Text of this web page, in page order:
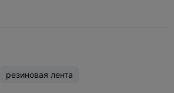
резиновая лента